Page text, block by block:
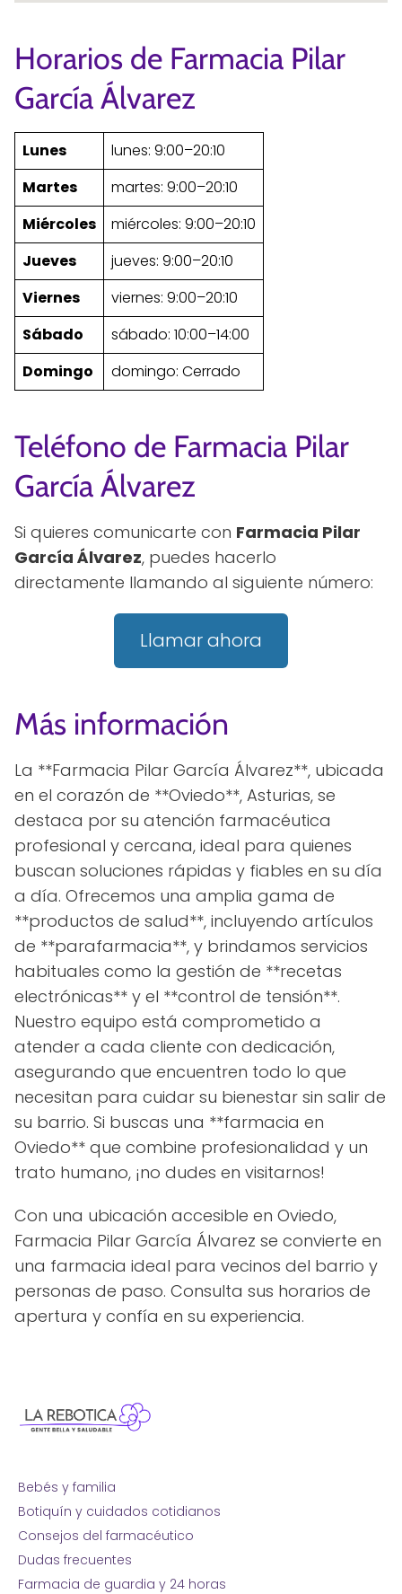
Horarios de Farmacia Pilar
García Álvarez
Lunes
lunes: 9:00–20:10
Martes
martes: 9:00–20:10
Miércoles
miércoles: 9:00–20:10
Jueves
jueves: 9:00–20:10
Viernes
viernes: 9:00–20:10
Sábado
sábado: 10:00–14:00
Domingo
domingo: Cerrado
Teléfono de Farmacia Pilar
García Álvarez
Si quieres comunicarte con Farmacia Pilar
García Álvarez, puedes hacerlo
directamente llamando al siguiente número:
Llamar ahora
Más información
La **Farmacia Pilar García Álvarez**, ubicada
en el corazón de **Oviedo**, Asturias, se
destaca por su atención farmacéutica
profesional y cercana, ideal para quienes
buscan soluciones rápidas y fiables en su día
a día. Ofrecemos una amplia gama de
**productos de salud**, incluyendo artículos
de **parafarmacia**, y brindamos servicios
habituales como la gestión de **recetas
electrónicas** y el **control de tensión**.
Nuestro equipo está comprometido a
atender a cada cliente con dedicación,
asegurando que encuentren todo lo que
necesitan para cuidar su bienestar sin salir de
su barrio. Si buscas una **farmacia en
Oviedo** que combine profesionalidad y un
trato humano, ¡no dudes en visitarnos!
Con una ubicación accesible en Oviedo,
Farmacia Pilar García Álvarez se convierte en
una farmacia ideal para vecinos del barrio y
personas de paso. Consulta sus horarios de
apertura y confía en su experiencia.
Bebés y familia
Botiquín y cuidados cotidianos
Consejos del farmacéutico
Dudas frecuentes
Farmacia de guardia y 24 horas